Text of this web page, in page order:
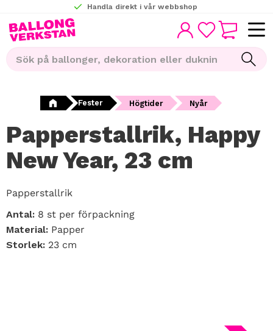
Meny
Handla direkt i vår webbshop
FAVORITER
KUNDVAGN
Fester Högtider Nyår
Papperstallrik, Happy
New Year, 23 cm
Papperstallrik
Antal: 8 st per förpackning
Material: Papper
Storlek: 23 cm